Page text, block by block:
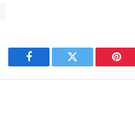
Facebook Twitter